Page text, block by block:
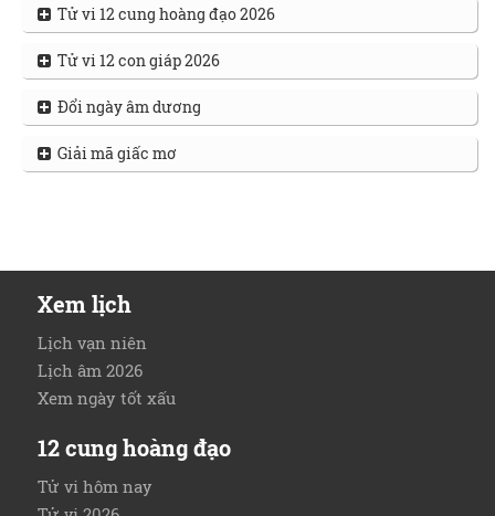
Tử vi 12 cung hoàng đạo 2026
Tử vi 12 con giáp 2026
Đổi ngày âm dương
Giải mã giấc mơ
Xem lịch
Lịch vạn niên
Lịch âm 2026
Xem ngày tốt xấu
12 cung hoàng đạo
Tử vi hôm nay